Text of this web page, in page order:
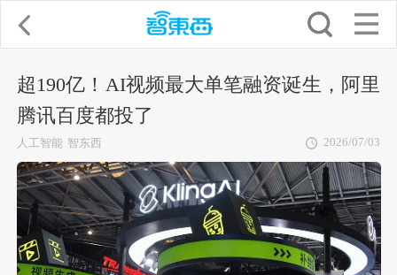
超190亿！AI视频最大单笔融资诞生，阿里
腾讯百度都投了
人工智能 智东西 2026/07/03